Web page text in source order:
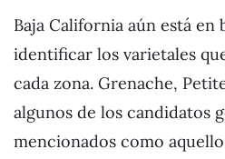
Baja California aún está en
identificar los varietales
cada zona. Grenache,
algunos de los candidatos
mencionados como